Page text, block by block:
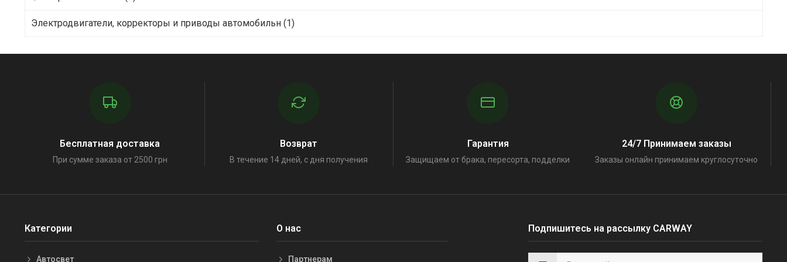
Электродвигатели, корректоры и приводы автомобильн (1)
Бесплатная доставка
При сумме заказа от 2500 грн
Возврат
В течение 14 дней, с дня получения
Гарантия
Защищаем от брака, пересорта, подделки
24/7 Принимаем заказы
Заказы онлайн принимаем круглосуточно
Категории
Автосвет
О нас
Партнерам
Подпишитесь на рассылку CARWAY